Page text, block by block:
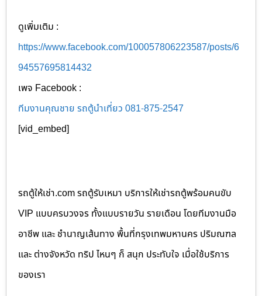
ดูเพิ่มเติม :
https://www.facebook.com/100057806223587/posts/6
94557695814432
เพจ Facebook :
ทีมงานคุณชาย รถตู้นำเที่ยว 081-875-2547
[vid_embed]
รถตู้ให้เช่า.com รถตู้รับเหมา บริการให้เช่ารถตู้พร้อมคนขับ
VIP แบบครบวงจร ทั้งแบบรายวัน รายเดือน โดยทีมงานมือ
อาชีพ และ ชำนาญเส้นทาง พื้นที่กรุงเทพมหานคร ปริมณฑล
และ ต่างจังหวัด ทริป ไหนๆ ก็ สนุก ประทับใจ เมื่อใช้บริการ
ของเรา